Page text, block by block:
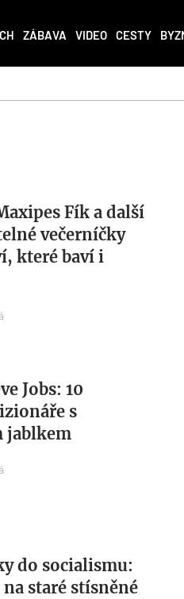
ZÁBAVA VIDEO CESTY
Fík a další
večerníčky
které baví i
Jobs: 10
s
jablkem
do socialismu:
staré stísněné